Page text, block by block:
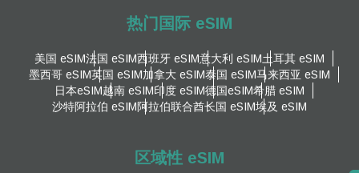
热门国际 eSIM
美国 eSIM法国 eSIM西班牙 eSIM意大利 eSIM土耳其 eSIM
墨西哥 eSIM英国 eSIM加拿大 eSIM泰国 eSIM马来西亚 eSIM
日本eSIM越南 eSIM印度 eSIM德国eSIM希腊 eSIM
沙特阿拉伯 eSIM阿拉伯联合酋长国 eSIM埃及 eSIM
区域性 eSIM